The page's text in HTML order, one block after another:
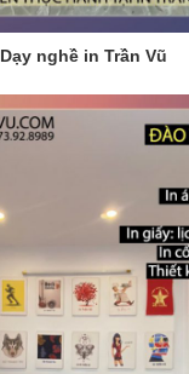
Dạy nghề in Trần Vũ